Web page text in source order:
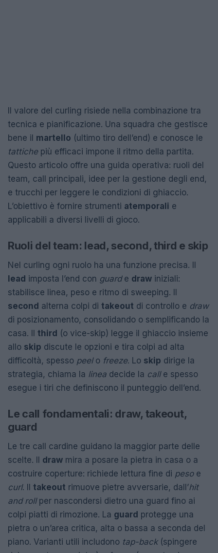
Il valore del curling risiede nella combinazione tra
tecnica e pianificazione. Una squadra che gestisce
bene il martello (ultimo tiro dell’end) e conosce le
tattichepiù efficaci impone il ritmo della partita.
Questo articolo offre una guida operativa: ruoli del
team, call principali, idee per la gestione degli end,
e trucchi per leggere le condizioni di ghiaccio.
L’obiettivo è fornire strumenti atemporali e
applicabili a diversi livelli di gioco.
Ruoli del team: lead, second, third e skip
Nel curling ogni ruolo ha una funzione precisa. Il
lead imposta l’end con guarde draw iniziali:
stabilisce linea, peso e ritmo di sweeping. Il
second alterna colpi di takeout di controllo e draw
di posizionamento, consolidando o semplificando la
casa. Il third (o vice-skip) legge il ghiaccio insieme
allo skip discute le opzioni e tira colpi ad alta
difficoltà, spesso peelo freeze. Lo skip dirige la
strategia, chiama la linea decide la calle spesso
esegue i tiri che definiscono il punteggio dell’end.
Le call fondamentali: draw, takeout,
guard
Le tre call cardine guidano la maggior parte delle
scelte. Il draw mira a posare la pietra in casa o a
costruire coperture: richiede lettura fine di pesoe
curl. Il takeout rimuove pietre avversarie, dall’hit
and rollper nascondersi dietro una guard fino ai
colpi piatti di rimozione. La guard protegge una
pietra o un’area critica, alta o bassa a seconda del
piano. Varianti utili includono tap-back(spingere